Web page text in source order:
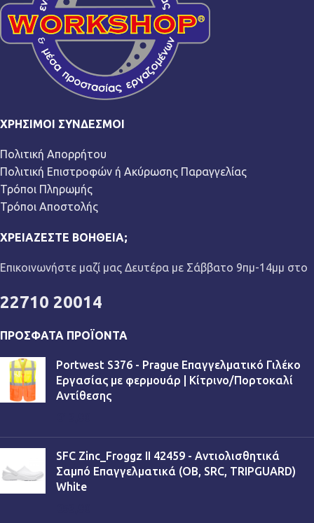
ΧΡΉΣΙΜΟΙ ΣΎΝΔΕΣΜΟΙ
Πολιτική Απορρήτου
Πολιτική Επιστροφών ή Ακύρωσης Παραγγελίας
Τρόποι Πληρωμής
Τρόποι Αποστολής
ΧΡΕΙΆΖΕΣΤΕ ΒΟΉΘΕΙΑ;
Επικοινωνήστε μαζί μας Δευτέρα με Σάββατο 9πμ-14μμ στο
22710 20014
ΠΡΌΣΦΑΤΑ ΠΡΟΪΌΝΤΑ
Portwest S376 - Prague Επαγγελματικό Γιλέκο
Εργασίας με φερμουάρ | Κίτρινο/Πορτοκαλί
Αντίθεσης
SFC Zinc_Froggz II 42459 - Αντιολισθητικά
Σαμπό Επαγγελματικά (OB, SRC, TRIPGUARD)
White